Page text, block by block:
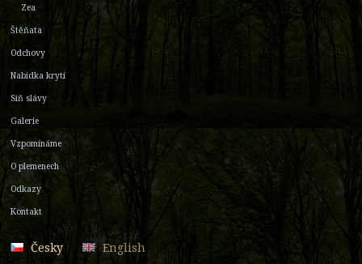
Zea
Štěňata
Odchovy
Nabídka krytí
Síň slávy
Galerie
Vzpomínáme
O plemenech
Odkazy
Kontakt
Česky English